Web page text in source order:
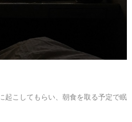
起こしてもらい、朝食を取る予定で眠